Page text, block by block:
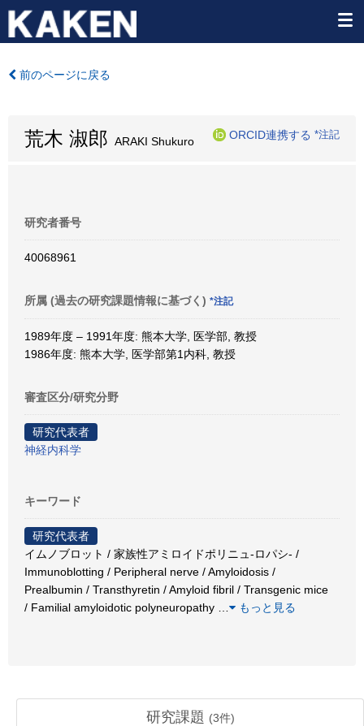
前のページに戻る
荒木 淑郎 ARAKI Shukuro
ORCID連携する *注記
研究者番号
40068961
所属 (過去の研究課題情報に基づく) *注記
1989年度 – 1991年度: 熊本大学, 医学部, 教授
1986年度: 熊本大学, 医学部第1内科, 教授
審査区分/研究分野
研究代表者
神経内科学
キーワード
研究代表者
イムノブロット / 家族性アミロイドポリニュ-ロパシ- /
Immunoblotting / Peripheral nerve / Amyloidosis /
Prealbumin / Transthyretin / Amyloid fibril / Transgenic mice
/ Familial amyloidotic polyneuropathy
もっと見る
研究課題 (3件)